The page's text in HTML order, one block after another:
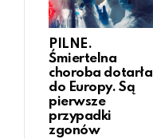
PILNE.
Śmiertelna
choroba dotarła
do Europy. Są
pierwsze
przypadki
zgonów